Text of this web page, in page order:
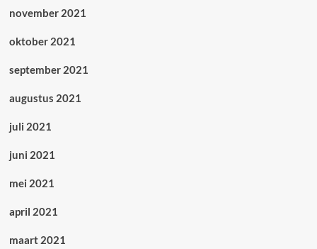
november 2021
oktober 2021
september 2021
augustus 2021
juli 2021
juni 2021
mei 2021
april 2021
maart 2021